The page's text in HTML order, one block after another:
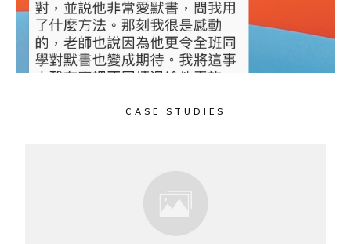
CASE STUDIES